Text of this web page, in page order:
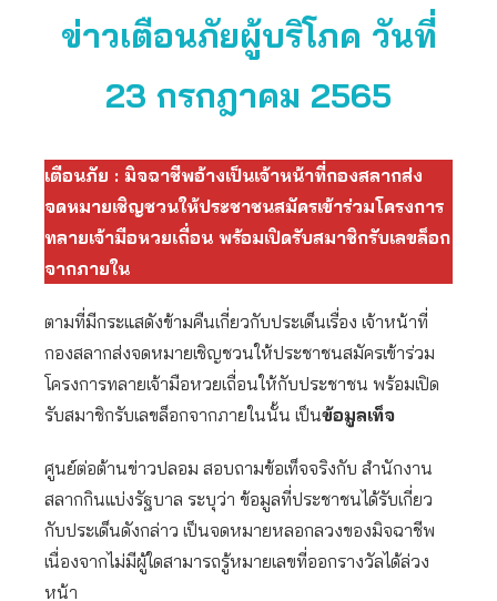
ข่าวเตือนภัยผู้บริโภค วันที่
23 กรกฎาคม 2565
เตือนภัย : มิจฉาชีพอ้างเป็นเจ้าหน้าที่กองสลากส่ง
จดหมายเชิญชวนให้ประชาชนสมัครเข้าร่วมโครงการ
ทลายเจ้ามือหวยเถื่อน พร้อมเปิดรับสมาชิกรับเลขล็อก
จากภายใน
ตามที่มีกระแสดังข้ามคืนเกี่ยวกับประเด็นเรื่อง เจ้าหน้าที่
กองสลากส่งจดหมายเชิญชวนให้ประชาชนสมัครเข้าร่วม
โครงการทลายเจ้ามือหวยเถื่อนให้กับประชาชน พร้อมเปิด
รับสมาชิกรับเลขล็อกจากภายในนั้น เป็นข้อมูลเท็จ
ศูนย์ต่อต้านข่าวปลอม สอบถามข้อเท็จจริงกับ สำนักงาน
สลากกินแบ่งรัฐบาล ระบุว่า ข้อมูลที่ประชาชนได้รับเกี่ยว
กับประเด็นดังกล่าว เป็นจดหมายหลอกลวงของมิจฉาชีพ
เนื่องจากไม่มีผู้ใดสามารถรู้หมายเลขที่ออกรางวัลได้ล่วง
หน้า